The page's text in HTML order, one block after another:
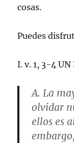
cosas.
Puedes
I. v. 1, 3-4 UN
A. La
olvidar
ellos es